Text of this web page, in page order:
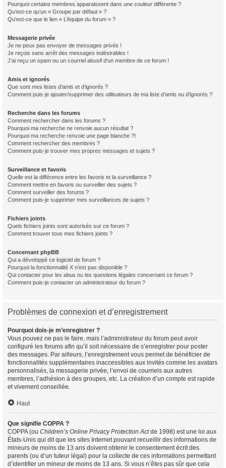
Pourquoi certains membres apparaissent dans une couleur différente ?
Qu’est-ce qu’un « Groupe par défaut » ?
Qu’est-ce que le lien « L’équipe du forum » ?
Messagerie privée
Je ne peux pas envoyer de messages privés !
Je reçois sans arrêt des messages indésirables !
J’ai reçu un spam ou un courriel abusif d’un membre de ce forum !
Amis et ignorés
Que sont mes listes d’amis et d’ignorés ?
Comment puis-je ajouter/supprimer des utilisateurs de ma liste d’amis ou d’ignorés ?
Recherche dans les forums
Comment rechercher dans les forums ?
Pourquoi ma recherche ne renvoie aucun résultat ?
Pourquoi ma recherche renvoie une page blanche ?!
Comment rechercher des membres ?
Comment puis-je trouver mes propres messages et sujets ?
Surveillance et favoris
Quelle est la différence entre les favoris et la surveillance ?
Comment mettre en favoris ou surveiller des sujets ?
Comment surveiller des forums ?
Comment puis-je supprimer mes surveillances de sujets ?
Fichiers joints
Quels fichiers joints sont autorisés sur ce forum ?
Comment trouver tous mes fichiers joints ?
Concernant phpBB
Qui a développé ce logiciel de forum ?
Pourquoi la fonctionnalité X n’est pas disponible ?
Qui contacter pour les abus ou les questions légales concernant ce forum ?
Comment puis-je contacter un administrateur du forum ?
Problèmes de connexion et d’enregistrement
Pourquoi dois-je m’enregistrer ?
Vous pouvez ne pas le faire, mais l’administrateur du forum peut avoir
configuré les forums afin qu’il soit nécessaire de s’enregistrer pour poster
des messages. Par ailleurs, l’enregistrement vous permet de bénéficier de
fonctionnalités supplémentaires inaccessibles aux invités comme les avatars
personnalisés, la messagerie privée, l’envoi de courriels aux autres
membres, l’adhésion à des groupes, etc. La création d’un compte est rapide
et vivement conseillée.
Haut
Que signifie COPPA ?
COPPA (ou Children’s Online Privacy Protection Actde 1998) est une loi aux
États-Unis qui dit que les sites Internet pouvant recueillir des informations de
mineurs de moins de 13 ans doivent obtenir le consentement écrit des
parents (ou d’un tuteur légal) pour la collecte de ces informations permettant
d’identifier un mineur de moins de 13 ans. Si vous n’êtes pas sûr que cela